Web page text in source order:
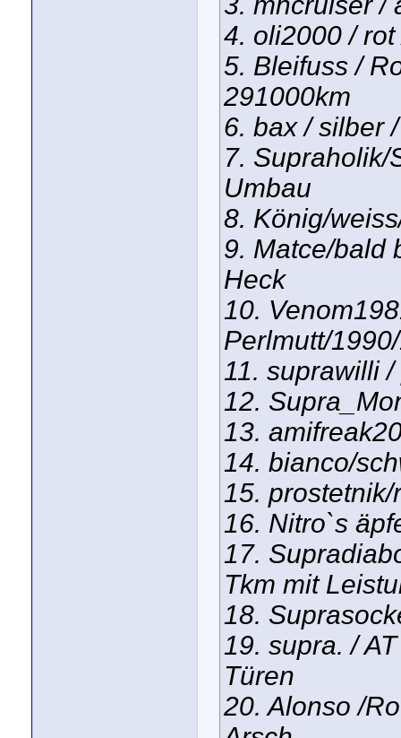
4. oli2000 /
5. Bleifuss /
291000km
6. bax / silber
7. Supraholik/
Umbau
8. König/
9. Matce/bald
Heck
10.
Perlmutt/
11. suprawilli
12.
13.
14. bianco/
15.
16. Nitro`s
17.
Tkm mit
18.
19. supra. /
Türen
20. Alonso /